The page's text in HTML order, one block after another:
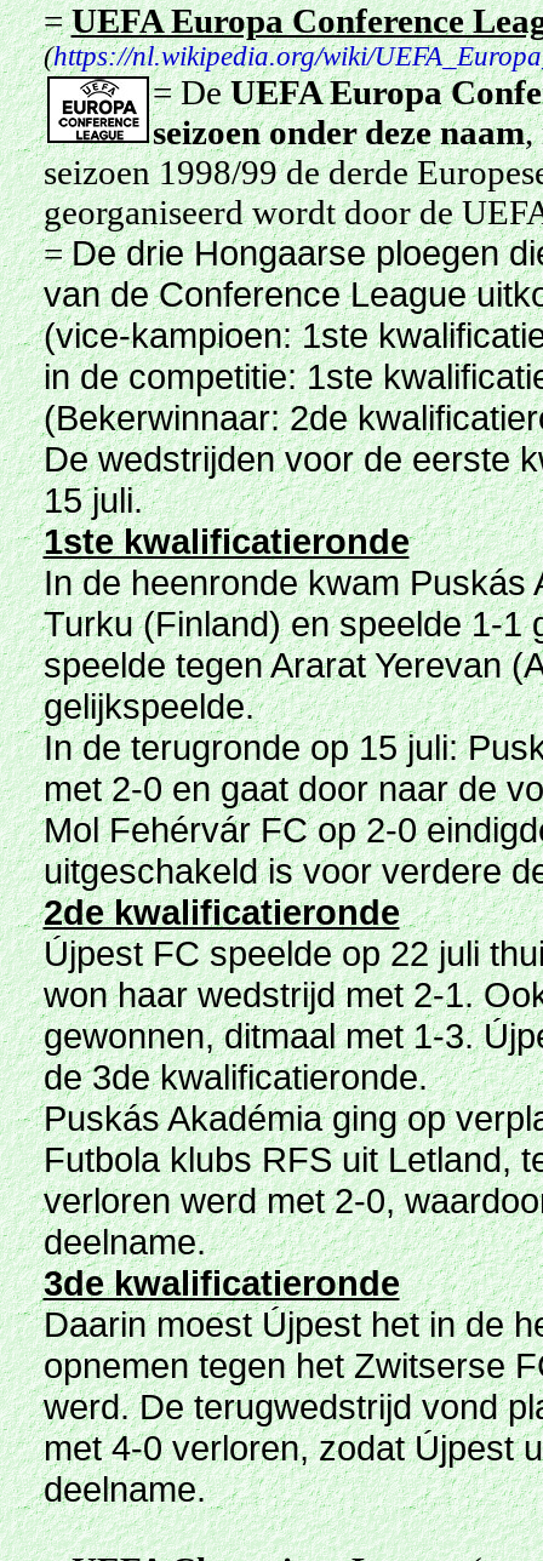
=UEFA Europa Conference
(https://nl.wikipedia.org/wiki/
= DeUEFA Europa
seizoen onder deze naam,
seizoen 1998/99 de derde
georganiseerd wordt door de
=De drie Hongaarse ploegen
van de Conference League
(vice-kampioen: 1ste
in de competitie: 1ste
(Bekerwinnaar: 2de
De wedstrijden voor de eerste
15 juli.
1ste kwalificatieronde
In de heenronde kwam Puskás
Turku (Finland) en speelde 1-1
speelde tegen Ararat Yerevan
gelijkspeelde.
In de terugronde op 15 juli:
met 2-0 en gaat door naar de
Mol Fehérvár FC op 2-0
uitgeschakeld is voor verdere
2de kwalificatieronde
Újpest FC speelde op 22 juli
won haar wedstrijd met 2-1.
gewonnen, ditmaal met 1-3.
de 3de kwalificatieronde.
Puskás Akadémia ging op
Futbola klubs RFS uit Letland,
verloren werd met 2-0,
deelname.
3de kwalificatieronde
Daarin moest Újpest het in de
opnemen tegen het Zwitserse
werd. De terugwedstrijd vond
met 4-0 verloren, zodat Újpest
deelname.